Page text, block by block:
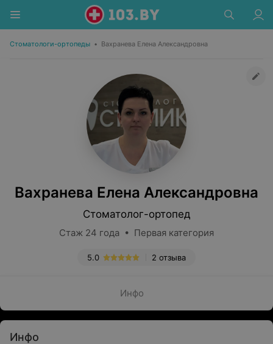
Стоматологи-ортопеды • Вахранева Елена Александровна
Вахранева Елена Александровна
Стоматолог-ортопед
Стаж 24 года • Первая категория
2 отзыва
5.0
Инфо
Инфо